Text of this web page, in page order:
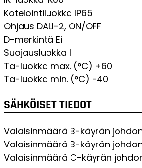
Kotelointiluokka IP65
Ohjaus DALI-2, ON/OFF
D-merkintä Ei
Suojausluokka I
Ta-luokka max. (°C) +60
Ta-luokka min. (°C) -40
SÄHKÖISET TIEDOT
Valaisinmäärä B-käyrän
Valaisinmäärä B-käyrän
Valaisinmäärä C-käyrän